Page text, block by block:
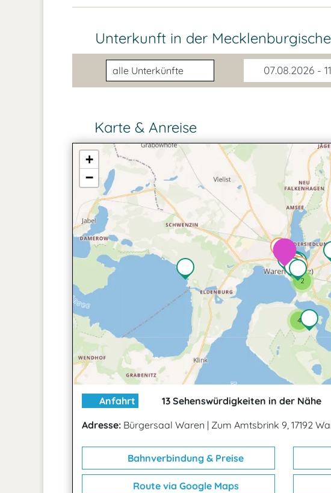
Unterkunft in der
Unterkunftsart 07.08.2026 -
Karte & Anreise
4
2
+
−
Anfahrt 13 Sehenswürdigkeiten in der Nähe
Adresse: Bürgersaal Waren | Zum Amtsbrink 9, 17192
Bahnverbindung & Preise
Route via Google Maps